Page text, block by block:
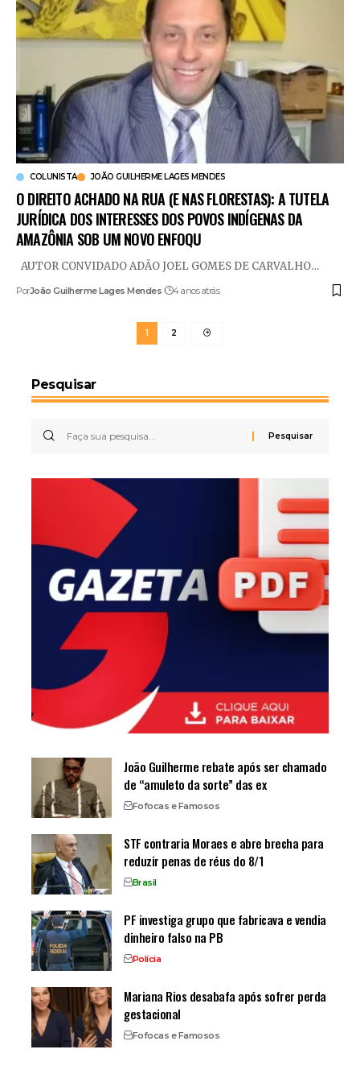
COLUNISTA JOÃO GUILHERME LAGES MENDES
O DIREITO ACHADO NA RUA (E NAS FLORESTAS): A TUTELA
JURÍDICA DOS INTERESSES DOS POVOS INDÍGENAS DA
AMAZÔNIA SOB UM NOVO ENFOQU
AUTOR CONVIDADO ADÃO JOEL GOMES DE CARVALHO…
PorJoão Guilherme Lages Mendes 4 anos atrás
1 2
Pesquisar
João Guilherme rebate após ser chamado
de “amuleto da sorte” das ex
Fofocas e Famosos
STF contraria Moraes e abre brecha para
reduzir penas de réus do 8/1
Brasil
PF investiga grupo que fabricava e vendia
dinheiro falso na PB
Polícia
Mariana Rios desabafa após sofrer perda
gestacional
Fofocas e Famosos